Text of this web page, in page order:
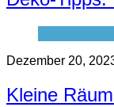
Dezember 20,
Kleine